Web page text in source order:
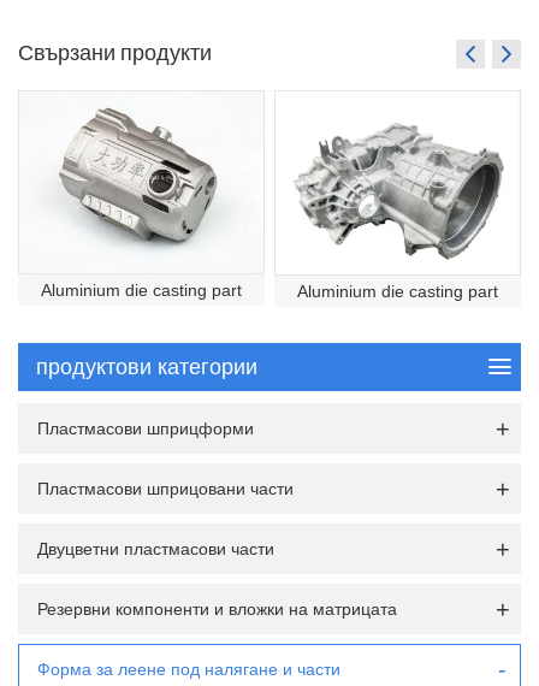
Свързани продукти
Aluminium die casting part Aluminium die casting part
продуктови категории
Пластмасови шприцформи
Пластмасови шприцовани части
Двуцветни пластмасови части
Резервни компоненти и вложки на матрицата
Форма за леене под налягане и части